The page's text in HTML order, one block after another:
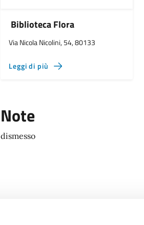
Biblioteca Flora
Via Nicola Nicolini, 54, 80133
Leggi di più
Note
dismesso